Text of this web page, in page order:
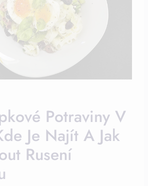
Potraviny V
Je Najít A Jak
Rusení